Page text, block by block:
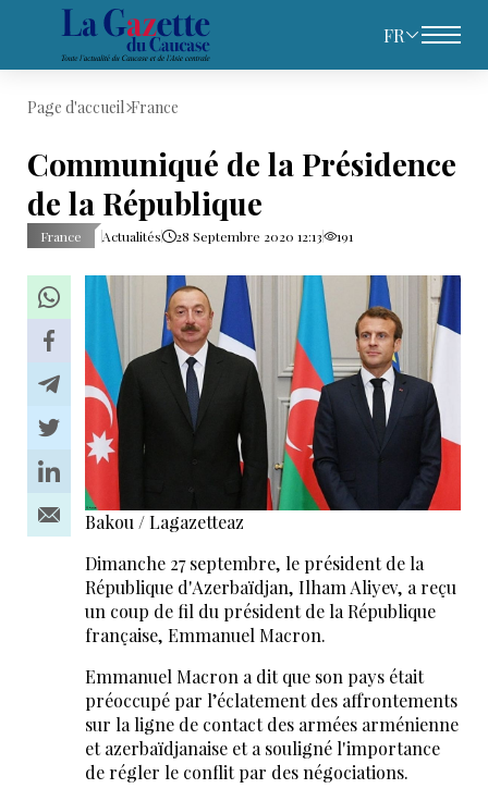
FR
Page d'accueil France
Communiqué de la Présidence
de la République
France Actualités 28 Septembre 2020 12:13 191
Bakou / Lagazetteaz
Dimanche 27 septembre, le président de la
République d'Azerbaïdjan, Ilham Aliyev, a reçu
un coup de fil du président de la République
française, Emmanuel Macron.
Emmanuel Macron a dit que son pays était
préoccupé par l’éclatement des affrontements
sur la ligne de contact des armées arménienne
et azerbaïdjanaise et a souligné l'importance
de régler le conflit par des négociations.